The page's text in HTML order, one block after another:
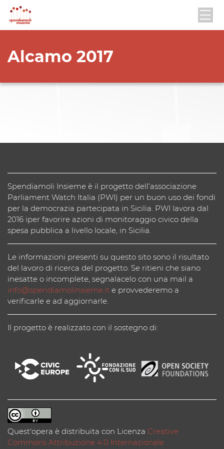
Alcamo 2017
Spendiamoli Insieme è il progetto dell’associazione
Parliament Watch Italia (PWI) per un buon uso dei fondi
per la democrazia partecipata in Sicilia. PWI lavora dal
2016 iper favorire azioni di monitoraggio civico della
spesa pubblica a livello locale, in Sicilia.
Le informazioni presenti su questo sito sono il risultato
del lavoro di ricerca del progetto. Se ritieni che siano
inesatte o incomplete, segnalacelo con una mail a
info@spendiamolinsieme.it e provvederemo a
verificarle e ad aggiornarle.
Il progetto è realizzato con il sostegno di:
Quest'opera è distribuita con Licenza Creative
Commons Attribuzione 4.0 Internazionale